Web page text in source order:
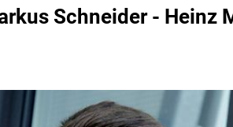
Schneider - Heinz